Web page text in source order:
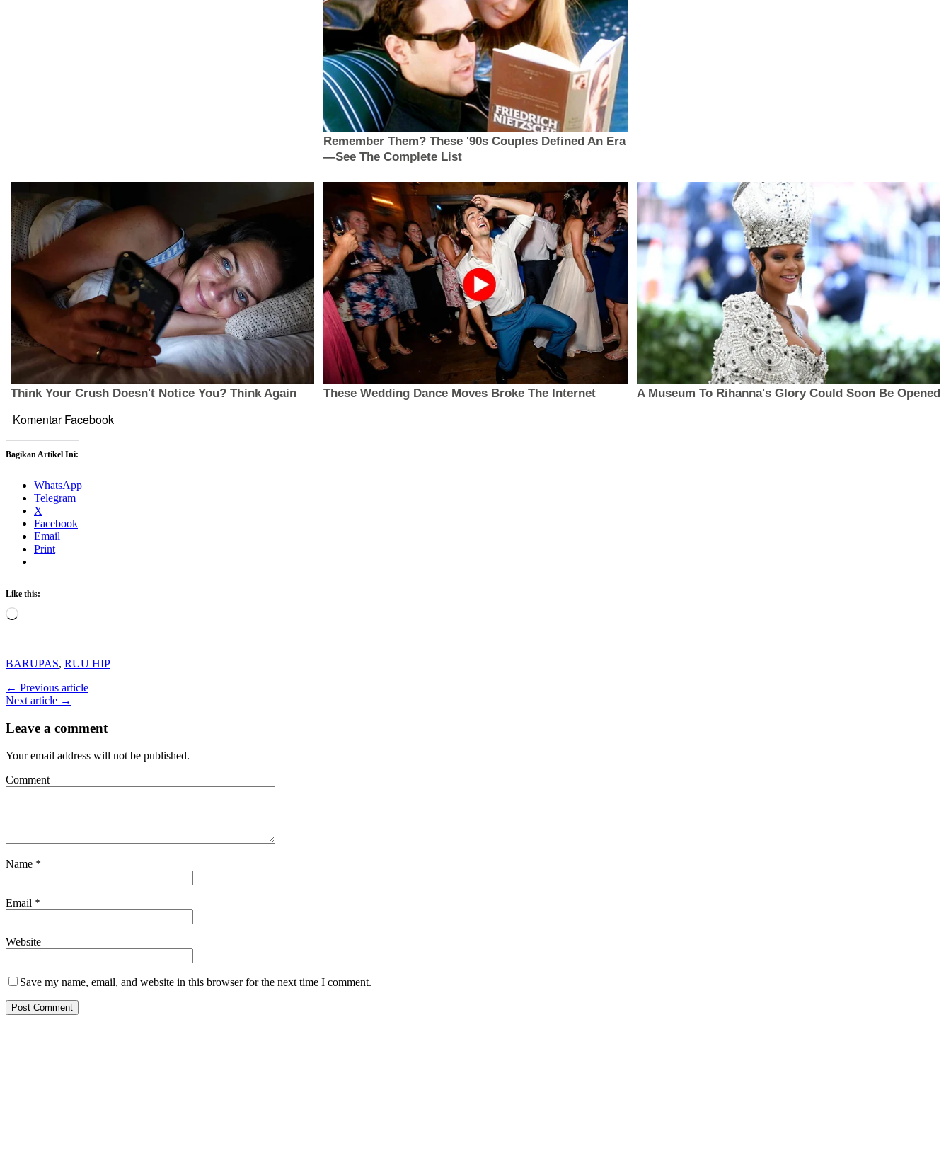
Komentar Facebook
Bagikan Artikel Ini:
WhatsApp
Telegram
X
Facebook
Email
Print
Like this:
Loading…
BARUPAS, RUU HIP
← Previous article
Next article →
Leave a comment
Your email address will not be published.
Comment
Name *
Email *
Website
Save my name, email, and website in this browser for the next time I comment.